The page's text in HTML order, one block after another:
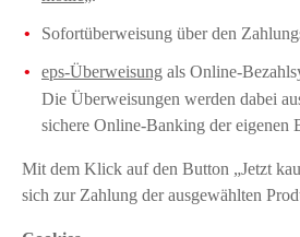
Sofortüberweisung über den
eps-Überweisung als Online-
Die Überweisungen werden dabei
sichere Online-Banking der eigenen
Mit dem Klick auf den Button „Jetzt
sich zur Zahlung der ausgewählten